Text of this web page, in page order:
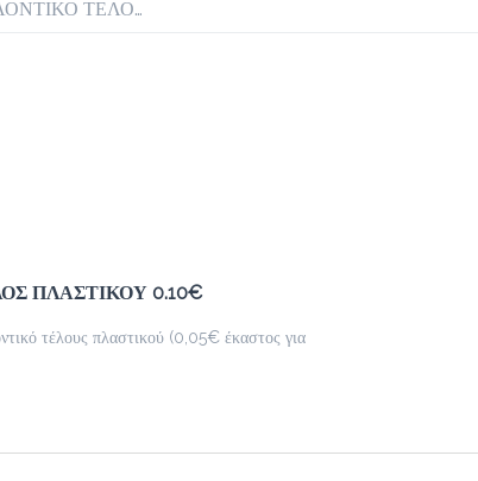
2.8 €
ΠΕΡΙΒΑΛΛΟΝΤΙΚΟ ΤΕΛΟΣ ΠΛΑΣΤΙΚΟΥ 0.10€
ΠΛΑΣΤΙΚΟΥ 0.10€
τέλους πλαστικού (0,05€ έκαστος για